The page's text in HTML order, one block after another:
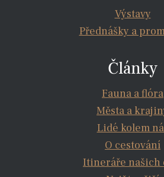
Výstavy
Přednášky a
Články
Fauna a flóra
Města a
Lidé kolem
O cestování
Itineráře našich